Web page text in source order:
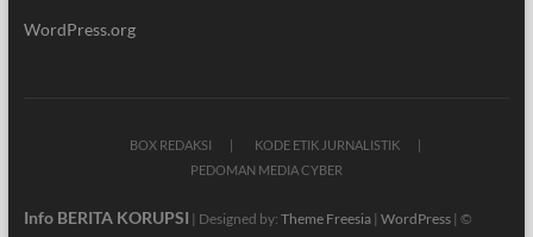
WordPress.org
BOX REDAKSI
KODE ETIK JURNALISTIK
PEDOMAN MEDIA CYBER
Info BERITA KORUPSI | Designed by: Theme Freesia| WordPress| ©